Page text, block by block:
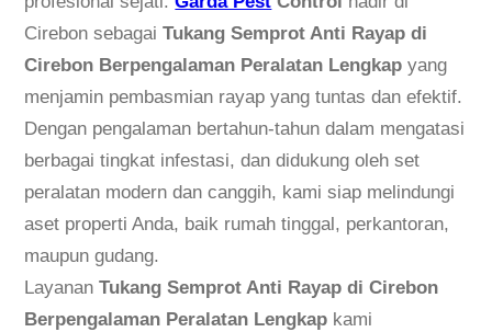
m
p
r
o
t
A
n
t
i
R
Cirebon sebagaiTukang Semprot Anti Rayap di
Cirebon Berpengalaman Peralatan Lengkap yang
menjamin pembasmian rayap yang tuntas dan efektif.
Dengan pengalaman bertahun-tahun dalam mengatasi
berbagai tingkat infestasi, dan didukung oleh set
peralatan modern dan canggih, kami siap melindungi
aset properti Anda, baik rumah tinggal, perkantoran,
maupun gudang.
LayananTukang Semprot Anti Rayap di Cirebon
Berpengalaman Peralatan Lengkap kami